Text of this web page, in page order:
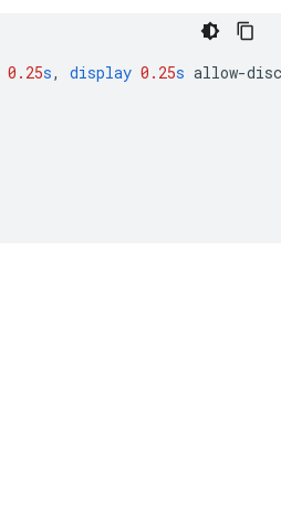
0.25s, display 0.25s allow-